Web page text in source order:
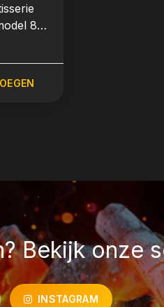
85
Bekijk onze
INSTAGRAM